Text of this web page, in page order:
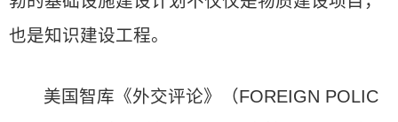
也是知识建设工程。
美国智库《外交评论》（FOREIGN POLIC